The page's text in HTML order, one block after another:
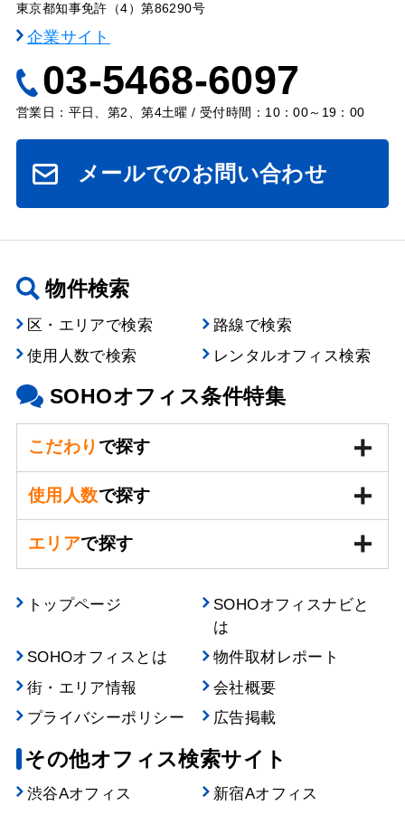
東京都知事免許（4）第86290号
企業サイト
03-5468-6097
営業日：平日、第2、第4土曜 / 受付時間：10：00～19：00
メールでのお問い合わせ
物件検索
区・エリアで検索
路線で検索
使用人数で検索
レンタルオフィス検索
SOHOオフィス条件特集
こだわり で探す
使用人数で探す
エリアで探す
トップページ
SOHOオフィスナビと
は
SOHOオフィスとは
物件取材レポート
街・エリア情報
会社概要
プライバシーポリシー
広告掲載
その他オフィス検索サイト
渋谷Aオフィス 新宿Aオフィス